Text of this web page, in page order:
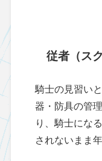
従者（ス
騎士の見習い
器・防具の管
り、騎士にな
されないまま